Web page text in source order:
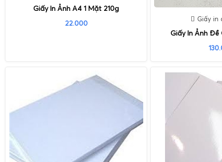
Giấy In Ảnh A4 1 Mặt 210g
22.000
Giấy in
Giấy In Ảnh Đề